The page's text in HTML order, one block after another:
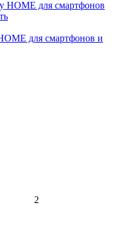
для смартфонов и
2